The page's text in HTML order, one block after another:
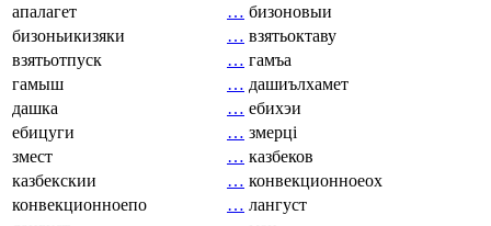
апалагет
… бизоновыи
бизоньикизяки
… взятьоктаву
взятьотпуск
… гамъа
гамыш
… дашиълхамет
дашка
… ебихэи
ебицуги
… змерці
змест
… казбеков
казбекскии
… конвекционноеох
конвекционноепо
… лангуст